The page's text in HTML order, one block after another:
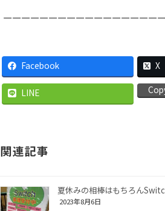
ーーーーーーーーーーーーーーーーー
Facebook X
LINE
関連記事
夏休みの相棒はもちろん
2023年8月6日